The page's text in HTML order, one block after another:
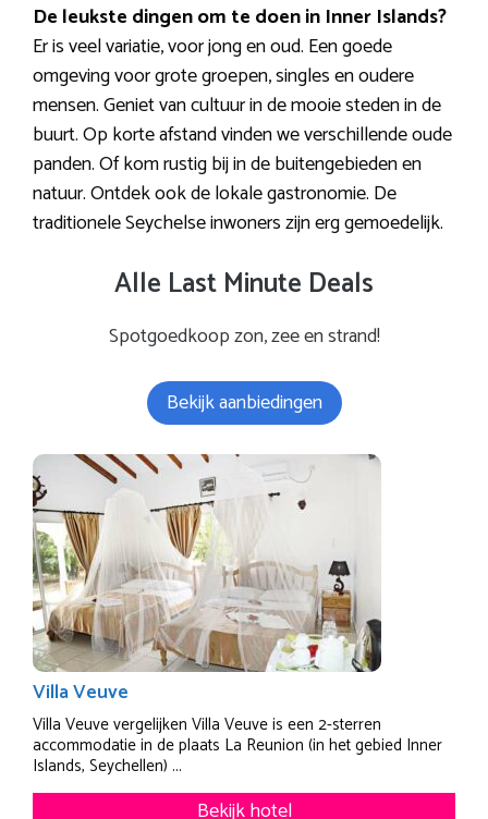
De leukste dingen om te doen in Inner Islands?
Er is veel variatie, voor jong en oud. Een goede
omgeving voor grote groepen, singles en oudere
mensen. Geniet van cultuur in de mooie steden in de
buurt. Op korte afstand vinden we verschillende oude
panden. Of kom rustig bij in de buitengebieden en
natuur. Ontdek ook de lokale gastronomie. De
traditionele Seychelse inwoners zijn erg gemoedelijk.
Alle Last Minute Deals
Spotgoedkoop zon, zee en strand!
Bekijk aanbiedingen
Villa Veuve
Villa Veuve vergelijken Villa Veuve is een 2-sterren
accommodatie in de plaats La Reunion (in het gebied Inner
Islands, Seychellen) ...
Bekijk hotel